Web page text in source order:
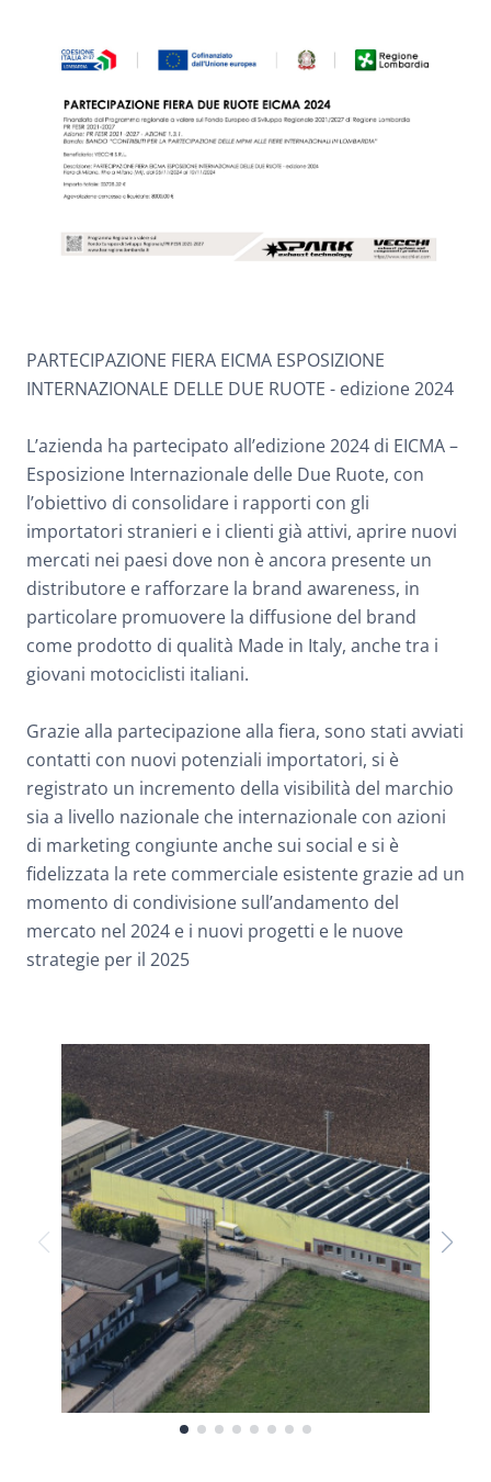
PARTECIPAZIONE FIERA EICMA ESPOSIZIONE
INTERNAZIONALE DELLE DUE RUOTE - edizione 2024
L’azienda ha partecipato all’edizione 2024 di EICMA –
Esposizione Internazionale delle Due Ruote, con
l’obiettivo di consolidare i rapporti con gli
importatori stranieri e i clienti già attivi, aprire nuovi
mercati nei paesi dove non è ancora presente un
distributore e rafforzare la brand awareness, in
particolare promuovere la diffusione del brand
come prodotto di qualità Made in Italy, anche tra i
giovani motociclisti italiani.
Grazie alla partecipazione alla fiera, sono stati avviati
contatti con nuovi potenziali importatori, si è
registrato un incremento della visibilità del marchio
sia a livello nazionale che internazionale con azioni
di marketing congiunte anche sui social e si è
fidelizzata la rete commerciale esistente grazie ad un
momento di condivisione sull’andamento del
mercato nel 2024 e i nuovi progetti e le nuove
strategie per il 2025